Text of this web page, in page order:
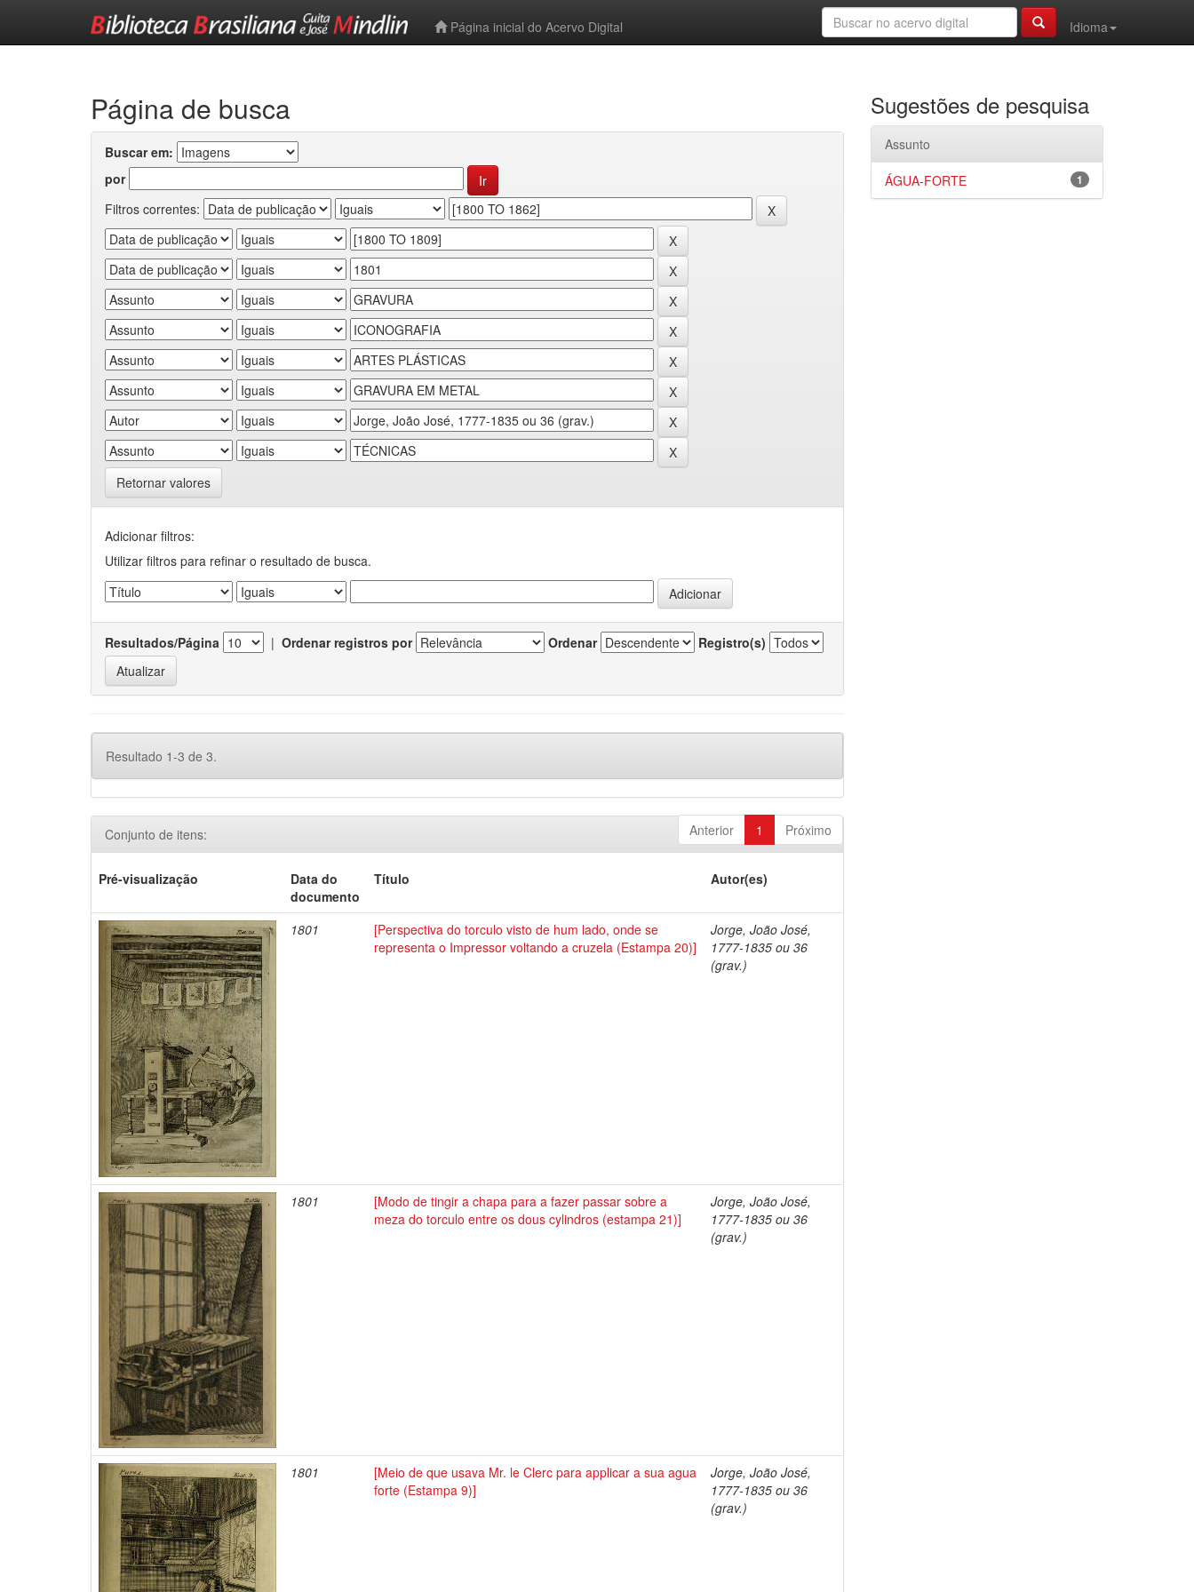
Página inicial do Acervo Digital
Idioma
Página de busca
Buscar em:
por
Filtros correntes:
Retornar valores
Adicionar filtros:
Utilizar filtros para refinar o resultado de busca.
Resultados/Página | Ordenar registros por Ordenar Registro(s)
Resultado 1-3 de 3.
Anterior 1 Próximo
Conjunto de itens:
Pré-visualização
Data do
documento
Título Autor(es)
1801
[Perspectiva do torculo visto de hum lado, onde se
representa o Impressor voltando a cruzela (Estampa 20)]
Jorge, João José,
1777-1835 ou 36
(grav.)
1801
[Modo de tingir a chapa para a fazer passar sobre a
meza do torculo entre os dous cylindros (estampa 21)]
Jorge, João José,
1777-1835 ou 36
(grav.)
1801
[Meio de que usava Mr. le Clerc para applicar a sua agua
forte (Estampa 9)]
Jorge, João José,
1777-1835 ou 36
(grav.)
Sugestões de pesquisa
Assunto
1
ÁGUA-FORTE